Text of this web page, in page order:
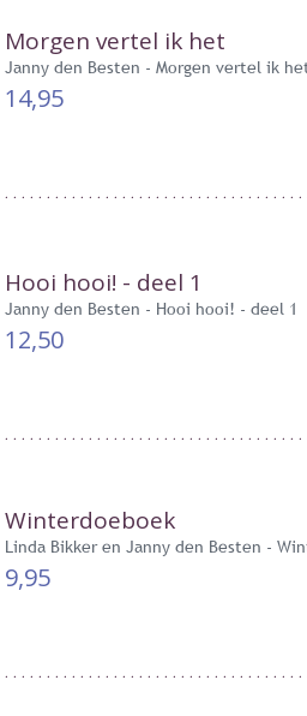
Morgen vertel ik het
Janny den Besten - Morgen vertel ik
14,95
Hooi hooi! - deel 1
Janny den Besten - Hooi hooi! - deel 1
12,50
Winterdoeboek
Linda Bikker en Janny den Besten -
9,95